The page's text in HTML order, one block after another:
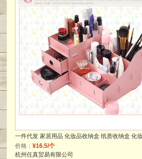
价格： ¥16.5/个
杭州任真贸易有限公司